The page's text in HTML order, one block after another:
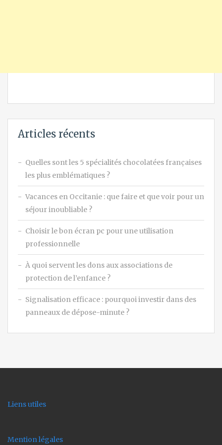
Articles récents
Quelles sont les 5 spécialités chocolatées françaises
les plus emblématiques ?
Vacances en Occitanie : que faire et que voir pour un
séjour inoubliable ?
Choisir le bon écran pc pour une utilisation
professionnelle
À quoi servent les dons aux associations de
protection de l’enfance ?
Signalisation efficace : pourquoi investir dans des
panneaux de dépose-minute ?
Liens utiles
Mention légales